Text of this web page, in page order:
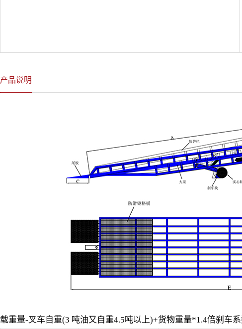
产品说明
载重量-叉车自重(3 吨油又自重4.5吨以上)+货物重量*1.4倍刹车